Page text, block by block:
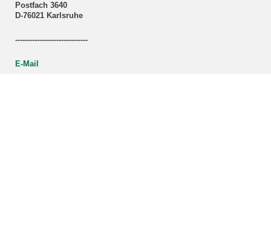
Postfach 3640
D-76021 Karlsruhe
------------------------------
E-Mail